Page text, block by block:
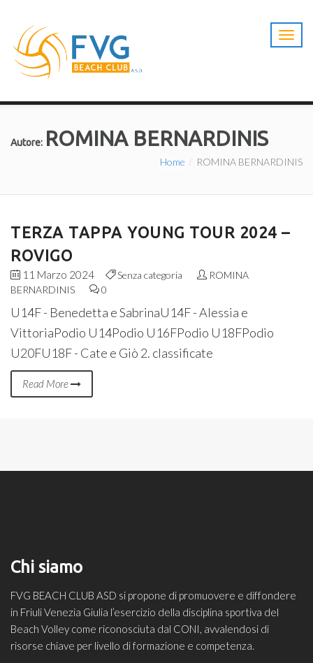
T
o
e
o
Autore: ROMINA BERNARDINIS
Home ROMINA BERNARDINIS
TERZA TAPPA YOUNG TOUR 2024 –
ROVIGO
11 Marzo 2024 Senza categoria
ROMINA
BERNARDINIS
0
U14F - Benedetta e SabrinaU14F - Alessia e
VittoriaPodio U14Podio U16FPodio U18FPodio
U20FU18F - Cate e Giò 2. classificate
Read More
Chi siamo
FVG BEACH CLUB ASD si propone di promuovere e diffondere
in Friuli Venezia Giulia l’esercizio della disciplina sportiva del
Beach Volley come riconosciuta dal CONI, avvalendosi di
risorse chiave per livello di formazione e competenza.